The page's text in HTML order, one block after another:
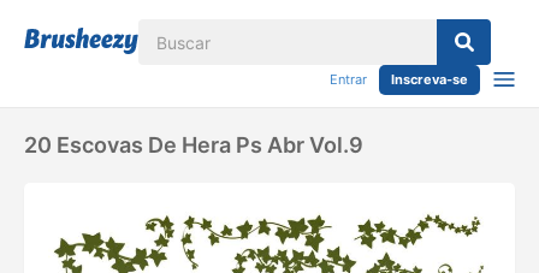
Entrar Inscreva-se
20 Escovas De Hera Ps Abr Vol.9